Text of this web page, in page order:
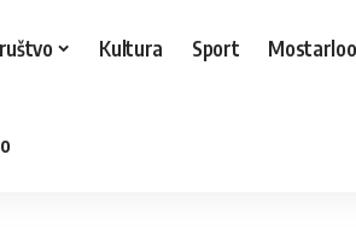
Kultura Sport